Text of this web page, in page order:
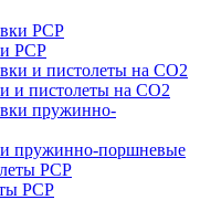
PCP
и пистолеты на CO2
пружинно-поршневые
PCP